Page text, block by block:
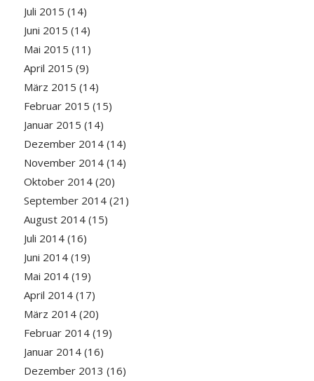
Juli 2015 (14)
Juni 2015 (14)
Mai 2015 (11)
April 2015 (9)
März 2015 (14)
Februar 2015 (15)
Januar 2015 (14)
Dezember 2014(14)
November 2014(14)
Oktober 2014(20)
September 2014(21)
August 2014(15)
Juli 2014(16)
Juni 2014(19)
Mai 2014(19)
April 2014(17)
März 2014(20)
Februar 2014(19)
Januar 2014(16)
Dezember 2013 (16)